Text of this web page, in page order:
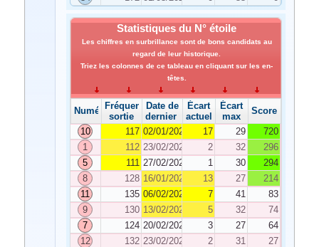
Statistiques du N° étoile
Les chiffres en surbrillance sont de bons candidats au
regard de leur historique.
Triez les colonnes de ce tableau en cliquant sur les en-
têtes.
NuméroFréquence de
sortie
Date de
dernier tirage
Écart
actuel
Écart
max
Score
10
117 02/01/2024 17 29
720
1
112 23/02/2024 2 32
296
5
111 27/02/2024 1 30
294
8
128 16/01/2024 13 27
214
11
135 06/02/2024 7 41
83
9
130 13/02/2024 5 32
74
7
124 20/02/2024 3 27
64
12
132 23/02/2024 2 31
27